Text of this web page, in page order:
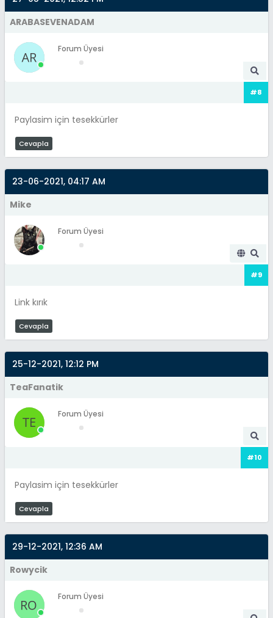
ARABASEVENADAM
Forum Üyesi
#8
Paylasim için tesekkürler
Cevapla
23-06-2021, 04:17 AM
Mike
Forum Üyesi
#9
Link kırık
Cevapla
25-12-2021, 12:12 PM
TeaFanatik
Forum Üyesi
#10
Paylasim için tesekkürler
Cevapla
29-12-2021, 12:36 AM
Rowycik
Forum Üyesi